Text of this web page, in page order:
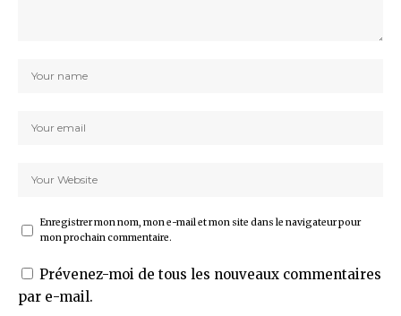
Enregistrer mon nom, mon e-mail et mon site dans le navigateur pour
mon prochain commentaire.
Prévenez-moi de tous les nouveaux commentaires
par e-mail.